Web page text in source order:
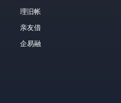
理旧帐
亲友借
企易融